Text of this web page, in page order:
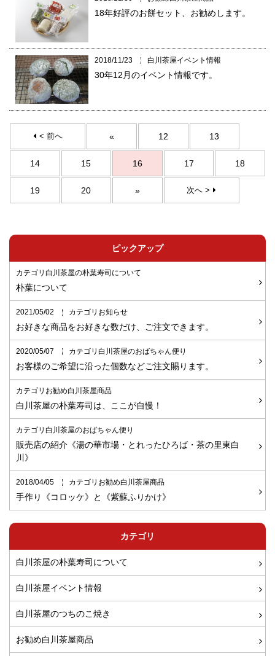
18年好評のお餅セット、お勧めします。
2018/11/23 白川茶屋イベント情報
30年12月のイベント情報です。
< 前へ « 12 13
14 15 16 17 18
19 20 » 次へ >
ピックアップ
カテゴリ白川茶屋の朴葉寿司について
朴葉について
2021/05/02 カテゴリお知らせ
お好きな商品をお好きな数だけ、ご注文できます。
2020/05/07 カテゴリ白川茶屋のおばちゃん便り
お客様のご希望に沿った個数などご注文賜ります。
カテゴリお勧め白川茶屋商品
白川茶屋の朴葉寿司は、ここが自慢！
カテゴリ白川茶屋のおばちゃん便り
販売店の紹介《湯の華市場・とれったひろば・茶の里東白
川》
2018/04/05 カテゴリお勧め白川茶屋商品
手作り《コロッケ》と《紫蘇ふりかけ》
カテゴリ
白川茶屋の朴葉寿司について
白川茶屋イベント情報
白川茶屋のつちのこ焼き
お勧め白川茶屋商品